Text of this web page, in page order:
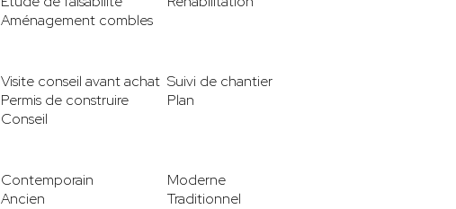
Aménagement combles
Visite conseil avant achat Suivi de chantier
Permis de construire
Plan
Conseil
Contemporain
Moderne
Ancien
Traditionnel